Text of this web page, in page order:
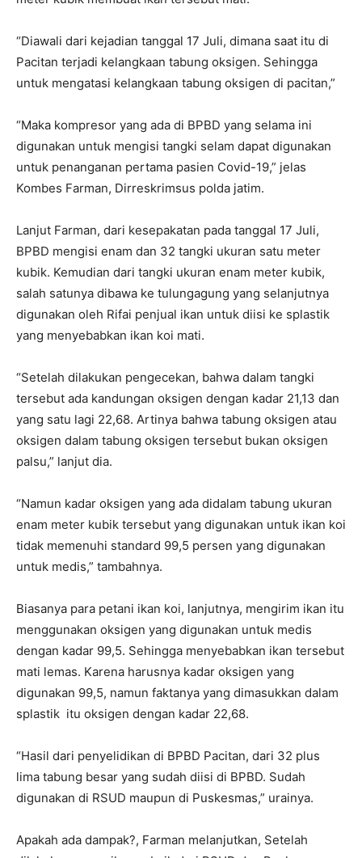
“Diawali dari kejadian tanggal 17 Juli, dimana saat itu di
Pacitan terjadi kelangkaan tabung oksigen. Sehingga
untuk mengatasi kelangkaan tabung oksigen di pacitan,”
“Maka kompresor yang ada di BPBD yang selama ini
digunakan untuk mengisi tangki selam dapat digunakan
untuk penanganan pertama pasien Covid-19,” jelas
Kombes Farman, Dirreskrimsus polda jatim.
Lanjut Farman, dari kesepakatan pada tanggal 17 Juli,
BPBD mengisi enam dan 32 tangki ukuran satu meter
kubik. Kemudian dari tangki ukuran enam meter kubik,
salah satunya dibawa ke tulungagung yang selanjutnya
digunakan oleh Rifai penjual ikan untuk diisi ke splastik
yang menyebabkan ikan koi mati.
“Setelah dilakukan pengecekan, bahwa dalam tangki
tersebut ada kandungan oksigen dengan kadar 21,13 dan
yang satu lagi 22,68. Artinya bahwa tabung oksigen atau
oksigen dalam tabung oksigen tersebut bukan oksigen
palsu,” lanjut dia.
“Namun kadar oksigen yang ada didalam tabung ukuran
enam meter kubik tersebut yang digunakan untuk ikan koi
tidak memenuhi standard 99,5 persen yang digunakan
untuk medis,” tambahnya.
Biasanya para petani ikan koi, lanjutnya, mengirim ikan itu
menggunakan oksigen yang digunakan untuk medis
dengan kadar 99,5. Sehingga menyebabkan ikan tersebut
mati lemas. Karena harusnya kadar oksigen yang
digunakan 99,5, namun faktanya yang dimasukkan dalam
splastik itu oksigen dengan kadar 22,68.
“Hasil dari penyelidikan di BPBD Pacitan, dari 32 plus
lima tabung besar yang sudah diisi di BPBD. Sudah
digunakan di RSUD maupun di Puskesmas,” urainya.
Apakah ada dampak?, Farman melanjutkan, Setelah